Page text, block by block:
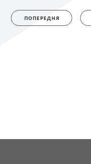
ПОПЕРЕДНЯ